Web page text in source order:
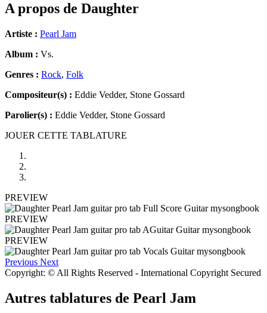
A propos de Daughter
Artiste : Pearl Jam
Album : Vs.
Genres : Rock, Folk
Compositeur(s) : Eddie Vedder, Stone Gossard
Parolier(s) : Eddie Vedder, Stone Gossard
JOUER CETTE TABLATURE
PREVIEW
PREVIEW
PREVIEW
Previous Next
Copyright: © All Rights Reserved - International Copyright Secured
Autres tablatures de Pearl Jam